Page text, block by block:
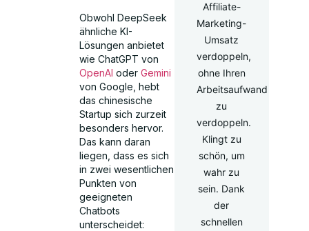
Obwohl DeepSeek
ähnliche KI-
Lösungen anbietet
wie ChatGPT von
OpenAI oderGemini
von Google, hebt
das chinesische
Startup sich zurzeit
besonders hervor.
Das kann daran
liegen, dass es sich
in zwei wesentlichen
Punkten von
geeigneten
Chatbots
unterscheidet:
Affiliate-
Marketing-
Umsatz
verdoppeln,
ohne Ihren
Arbeitsaufwand
zu
verdoppeln.
Klingt zu
schön, um
wahr zu
sein. Dank
der
schnellen